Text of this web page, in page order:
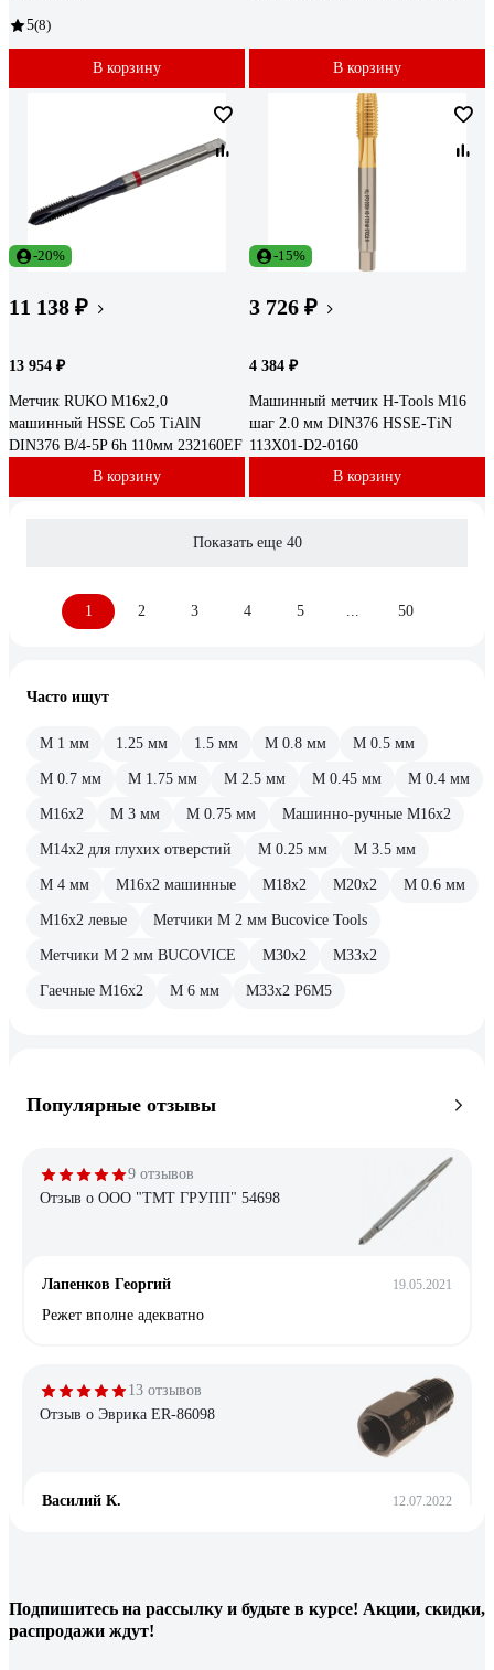
5(8)
В корзину В корзину
-20%
11 138 ₽
13 954 ₽
Метчик RUKO M16x2,0
машинный HSSE Co5 TiAlN
DIN376 B/4-5P 6h 110мм 232160EF
В корзину
-15%
3 726 ₽
4 384 ₽
Машинный метчик H-Tools М16
шаг 2.0 мм DIN376 HSSE-TiN
113X01-D2-0160
В корзину
Показать еще 40
1 2 3 4 5 50
Часто ищут
М 1 мм 1.25 мм 1.5 мм М 0.8 мм М 0.5 мм
М 0.7 мм М 1.75 мм М 2.5 мм М 0.45 мм М 0.4 мм
М16х2 М 3 мм М 0.75 мм Машинно-ручные М16х2
М14х2 для глухих отверстий М 0.25 мм М 3.5 мм
М 4 мм М16х2 машинные М18х2 М20х2 М 0.6 мм
М16х2 левые Метчики М 2 мм Bucovice Tools
Метчики М 2 мм BUCOVICE М30х2 М33х2
Гаечные М16х2 М 6 мм М33х2 Р6М5
Популярные отзывы
9 отзывов
Отзыв о ООО "ТМТ ГРУПП" 54698
Лапенков Георгий 19.05.2021
Режет вполне адекватно
13 отзывов
Отзыв о Эврика ER-86098
Василий К. 12.07.2022
25 отзывов
Отзыв о Bucovice Tools 110030
Подпишитесь на рассылку и будьте в курсе! Акции, скидки,
распродажи ждут!